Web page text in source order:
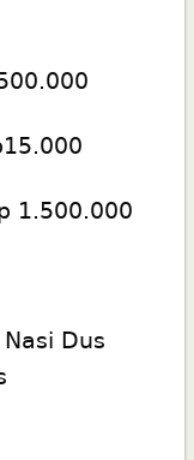
1.500.000
Dus